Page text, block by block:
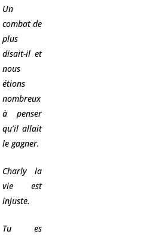
Un
combat de
plus
disait-il et
nous
étions
nombreux
à penser
qu’il allait
le gagner.
Charly la
vie est
injuste.
Tu es